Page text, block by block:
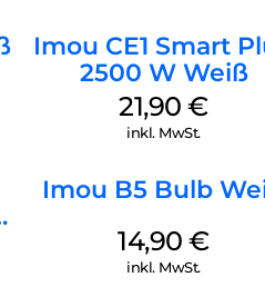
Imou CE1 Smart
2500 W Weiß
21,90€
inkl. MwSt.
Imou B5 Bulb
14,90€
inkl. MwSt.